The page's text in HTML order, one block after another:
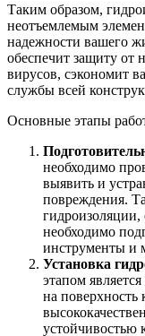
Таким образом,
неотъемлемым
надежности вашего
обеспечит защиту от
вирусов, сэкономит
службы всей
Основные этапы
необходимо
выявить и
повреждения.
необходимо
инструменты и
Установка
этапом
на
устойчивостью